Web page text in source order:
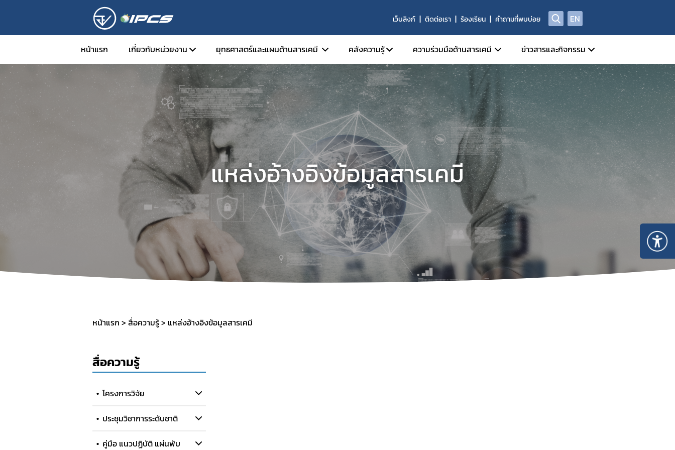
เว็บลิงก์ ติดต่อเรา ร้องเรียน คำถามที่พบบ่อย EN
หน้าแรก เกี่ยวกับหน่วยงาน
หน้าที่ความรับผิดชอบ
ติดต่อเรา
ยุทธศาสตร์และแผนด้านสารเคมี
ยุทธศาสตร์ด้านสารเคมี
แผนด้านการจัดการสารเคมี
แผนฉบับที่ 3 (พ.ศ. 2550-2554)
แผนฉบับที่ 4 (พ.ศ. 2555-2564)
แผนแม่บทการจัดการสารเคมี (พ.ศ. 2562-2580)
กลไกการขับเคลื่อน
คณะกรรมการแห่งชาติว่าด้วย การพัฒนา
ยุทธศาสตร์การจัดการสารเคมี
อนุกรรมการประสานนโยบาย
อนุกรรมการพัฒนากฎหมายสารเคมี
อนุกรรมการวิชาการ
คำสั่งแต่งตั้ง
รายงานการประชุมคณะกรรมการแห่งชาติ
ปี 2561
คลังความรู้
โครงการวิจัย
การประเมินผลแผนจัดการสารเคมี
การพัฒนากฎหมายด้านสารเคมี
ประชุมวิชาการระดับชาติ
การประชุมครั้งที่ 1 (19-20 ก.ค.60)
คู่มือ แนวปฏิบัติ แผ่นพับ
คู่มือ
แนวปฏิบัติ
แผ่นพับ
ฐานข้อมูลความปลอดภัยการใช้สารเคมี
ข่าวสารความปลอดภัยด้านเคมีวัตถุ
ทำเนียบสารเคมี
ความร่วมมือด้านสารเคมี
ความร่วมมือกับหน่วยงานในประเทศ
ความร่วมมือกับองค์กรระหว่างประเทศ
ข่าวสารและกิจกรรม
ข่าวสารประชาสัมพันธ์
ปฏิทินกิจกรรม
แหล่งอ้างอิงข้อมูลสารเคมี
หน้าแรก สื่อความรู้ แหล่งอ้างอิงข้อมูลสารเคมี
สื่อความรู้
โครงการวิจัย
ประชุมวิชาการระดับชาติ
คู่มือ แนวปฏิบัติ แผ่นพับ